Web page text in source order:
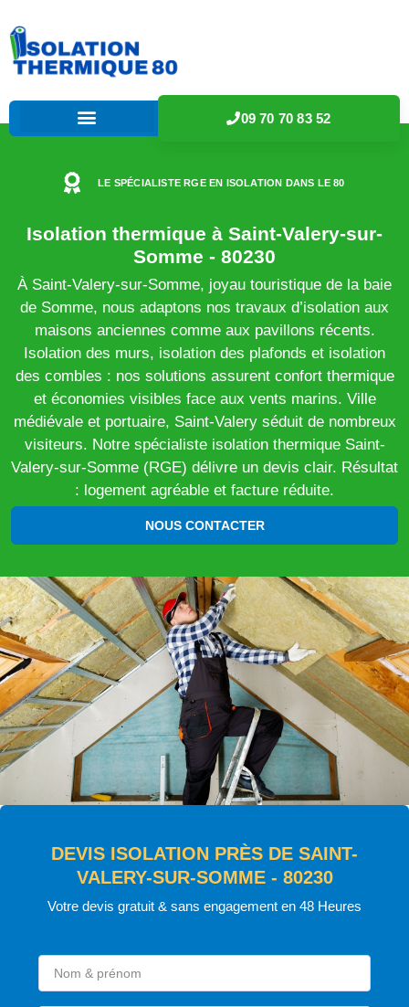
09 70 70 83 52
LE SPÉCIALISTE RGE EN ISOLATION DANS LE 80
Isolation thermique à Saint-Valery-sur-
Somme - 80230
À Saint-Valery-sur-Somme, joyau touristique de la baie
de Somme, nous adaptons nos travaux d’isolation aux
maisons anciennes comme aux pavillons récents.
Isolation des murs, isolation des plafonds et isolation
des combles : nos solutions assurent confort thermique
et économies visibles face aux vents marins. Ville
médiévale et portuaire, Saint-Valery séduit de nombreux
visiteurs. Notre spécialiste isolation thermique Saint-
Valery-sur-Somme (RGE) délivre un devis clair. Résultat
: logement agréable et facture réduite.
NOUS CONTACTER
DEVIS ISOLATION PRÈS DE SAINT-
VALERY-SUR-SOMME - 80230
Votre devis gratuit & sans engagement en 48 Heures